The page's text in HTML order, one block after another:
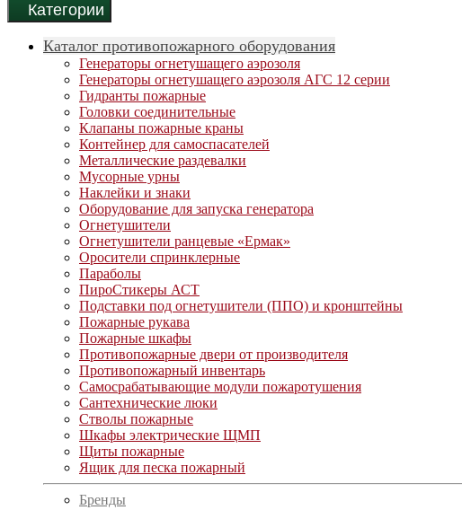
Категории
Каталог противопожарного оборудования
Генераторы огнетушащего аэрозоля
Генераторы огнетушащего аэрозоля АГС 12 серии
Гидранты пожарные
Головки соединительные
Клапаны пожарные краны
Контейнер для самоспасателей
Металлические раздевалки
Мусорные урны
Наклейки и знаки
Оборудование для запуска генератора
Огнетушители
Огнетушители ранцевые «Ермак»
Оросители спринклерные
Параболы
ПироСтикеры АСТ
Подставки под огнетушители (ППО) и кронштейны
Пожарные рукава
Пожарные шкафы
Противопожарные двери от производителя
Противопожарный инвентарь
Самосрабатывающие модули пожаротушения
Сантехнические люки
Стволы пожарные
Шкафы электрические ЩМП
Щиты пожарные
Ящик для песка пожарный
Бренды